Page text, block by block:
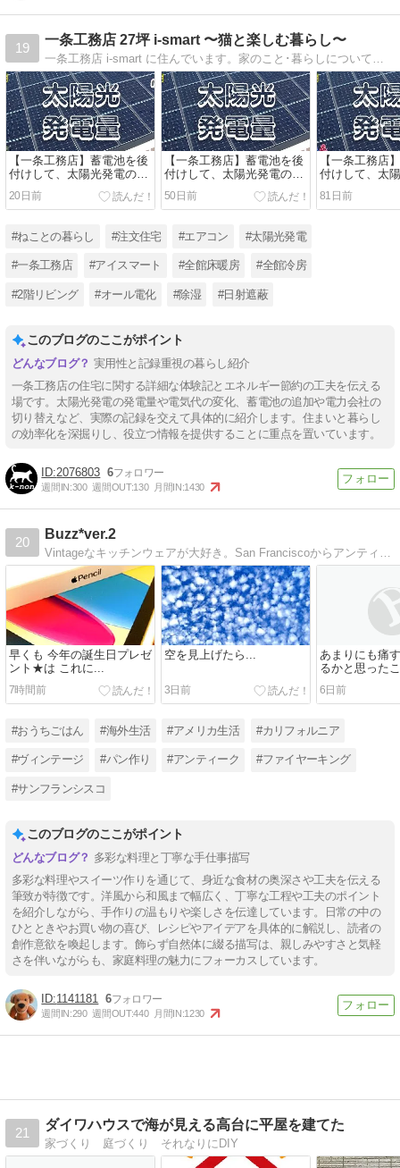
19
一条工務店 27坪 i-smart 〜猫と楽しむ暮らし〜
一条工務店 i-smart に住んでいます。家のこと･暮らしについて夫婦で発信しています。｜27坪 コンパクトハウス｜2階リビング｜うるケア｜太陽光搭載・蓄電池なし｜猫2匹｜コストコ･無印良品が好きです｜
【一条工務店】蓄電池を後
付けして、太陽光発電の変
化をレポート｜2026年5月
期｜
20日前
【一条工務店】蓄電池を後
付けして、太陽光発電の変
化をレポート｜2026年4月
期｜
50日前
【一条工務店
付けして、太
化をレポート
期｜
81日前
#ねことの暮らし #注文住宅 #エアコン #太陽光発電
#一条工務店 #アイスマート #全館床暖房 #全館冷房
#2階リビング #オール電化 #除湿 #日射遮蔽
このブログのここがポイント
実用性と記録重視の暮らし紹介
一条工務店の住宅に関する詳細な体験記とエネルギー節約の工夫を伝える
場です。太陽光発電の発電量や電気代の変化、蓄電池の追加や電力会社の
切り替えなど、実際の記録を交えて具体的に紹介します。住まいと暮らし
の効率化を深掘りし、役立つ情報を提供することに重点を置いています。
2076803 6
週間IN:300 週間OUT:130 月間IN:1430
20
Buzz*ver.2
Vintageなキッチンウェアが大好き。San Franciscoからアンティーキングレポートをお届けしています
早くも 今年の誕生日プレゼ
ント★は これに...
7時間前
空を見上げたら...
3日前
あまりにも痛
るかと思った
6日前
#おうちごはん #海外生活 #アメリカ生活 #カリフォルニア
#ヴィンテージ #パン作り #アンティーク #ファイヤーキング
#サンフランシスコ
このブログのここがポイント
多彩な料理と丁寧な手仕事描写
多彩な料理やスイーツ作りを通じて、身近な食材の奥深さや工夫を伝える
筆致が特徴です。洋風から和風まで幅広く、丁寧な工程や工夫のポイント
を紹介しながら、手作りの温もりや楽しさを伝達しています。日常の中の
ひとときやお買い物の喜び、レシピやアイデアを具体的に解説し、読者の
創作意欲を喚起します。飾らず自然体に綴る描写は、親しみやすさと気軽
さを伴いながらも、家庭料理の魅力にフォーカスしています。
1141181 6
週間IN:290 週間OUT:440 月間IN:1230
21
ダイワハウスで海が見える高台に平屋を建てた
家づくり 庭づくり それなりにDIY